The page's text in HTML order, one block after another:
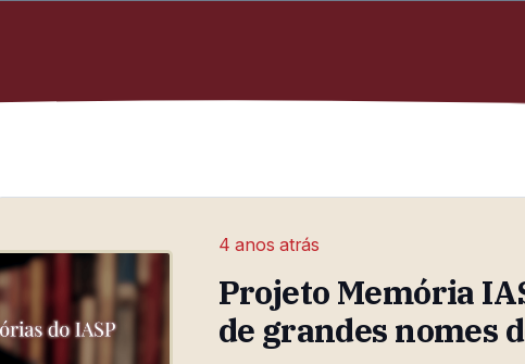
4 anos atrás
Projeto Memória
de grandes nomes